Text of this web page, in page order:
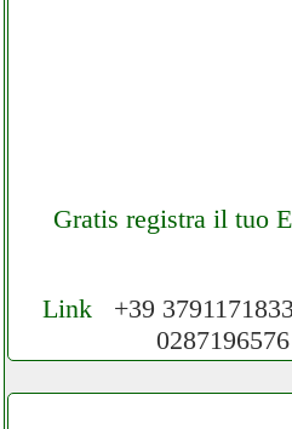
Gratis registra il tuo
Cerchiamo
Network 3.000 €
Link+39